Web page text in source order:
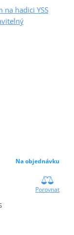
hadici YSS
Na objednávku
Porovnat